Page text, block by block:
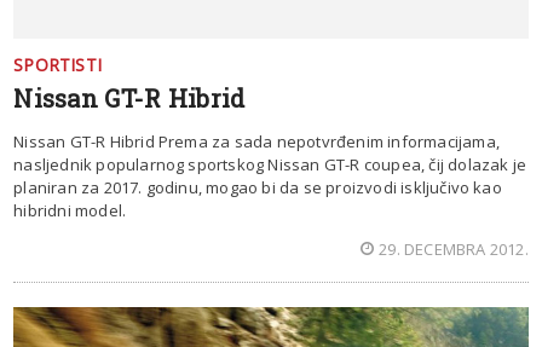
SPORTISTI
Nissan GT-R Hibrid
Nissan GT-R Hibrid Prema za sada nepotvrđenim informacijama,
nasljednik popularnog sportskog Nissan GT-R coupea, čij dolazak je
planiran za 2017. godinu, mogao bi da se proizvodi isključivo kao
hibridni model.
29. DECEMBRA 2012.